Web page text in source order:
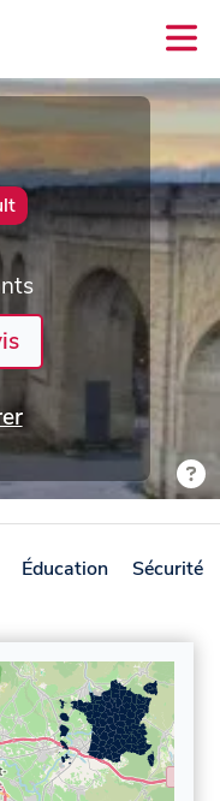
Éducation Sécurité